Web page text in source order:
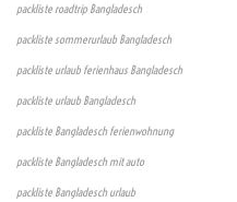
packliste roadtrip Bangladesch
packliste sommerurlaub Bangladesch
packliste urlaub ferienhaus Bangladesch
packliste urlaub Bangladesch
packliste Bangladesch ferienwohnung
packliste Bangladesch mit auto
packliste Bangladesch urlaub